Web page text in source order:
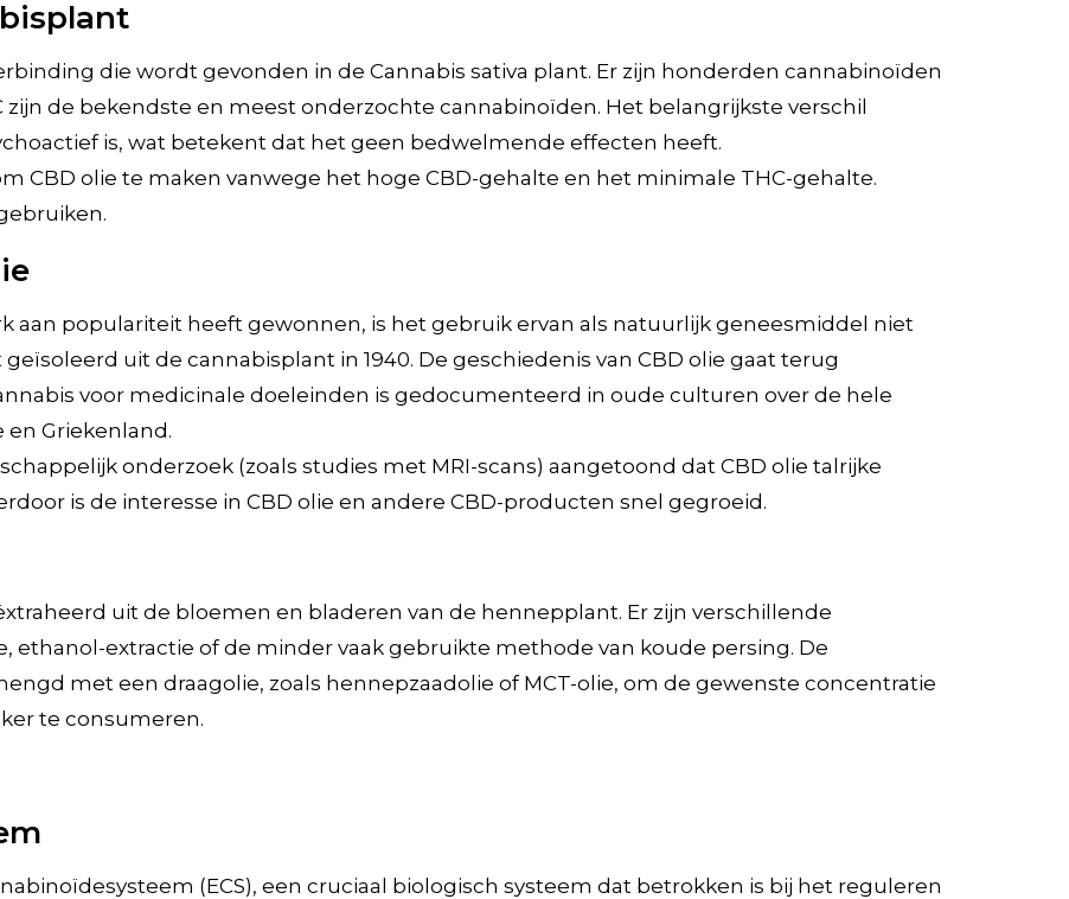
die wordt gevonden in de Cannabis sativa plant. Er zijn honderden cannabinoïden
zijn de bekendste en meest onderzochte cannabinoïden. Het belangrijkste verschil
is, wat betekent dat het geen bedwelmende effecten heeft.
CBD olie te maken vanwege het hoge CBD-gehalte en het minimale THC-gehalte.
aan populariteit heeft gewonnen, is het gebruik ervan als natuurlijk geneesmiddel niet
uit de cannabisplant in 1940. De geschiedenis van CBD olie gaat terug
voor medicinale doeleinden is gedocumenteerd in oude culturen over de hele
en Griekenland.
onderzoek (zoals studies met MRI-scans) aangetoond dat CBD olie talrijke
is de interesse in CBD olie en andere CBD-producten snel gegroeid.
uit de bloemen en bladeren van de hennepplant. Er zijn verschillende
ethanol-extractie of de minder vaak gebruikte methode van koude persing. De
met een draagolie, zoals hennepzaadolie of MCT-olie, om de gewenste concentratie
te consumeren.
(ECS), een cruciaal biologisch systeem dat betrokken is bij het reguleren